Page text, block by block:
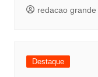
redacao
Destaque